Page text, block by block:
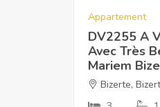
Appartement
DV2255 A
Avec Très
Mariem
Bizerte,